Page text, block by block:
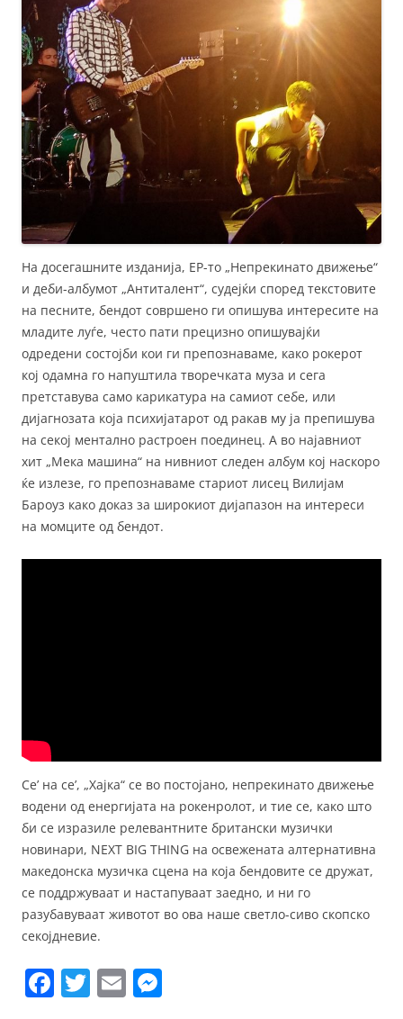
На досегашните изданија, EP-то „Непрекинато движење“
и деби-албумот „Антиталент“, судејќи според текстовите
на песните, бендот совршено ги опишува интересите на
младите луѓе, често пати прецизно опишувајќи
одредени состојби кои ги препознаваме, како рокерот
кој одамна го напуштила творечката муза и сега
претставува само карикатура на самиот себе, или
дијагнозата која психијатарот од ракав му ја препишува
на секој ментално растроен поединец. А во најавниот
хит „Мека машина“ на нивниот следен албум кој наскоро
ќе излезе, го препознаваме стариот лисец Вилијам
Бароуз како доказ за широкиот дијапазон на интереси
на момците од бендот.
Се’ на се’, „Хајка“ се во постојано, непрекинато движење
водени од енергијата на рокенролот, и тие се, како што
би се изразиле релевантните британски музички
новинари, NEXT BIG THING на освежената алтернативна
македонска музичка сцена на која бендовите се дружат,
се поддржуваат и настапуваат заедно, и ни го
разубавуваат животот во ова наше светло-сиво скопско
секојдневие.
F T E